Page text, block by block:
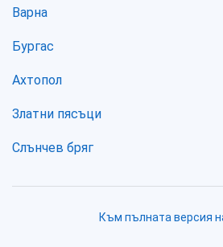
Варна
Бургас
Ахтопол
Златни пясъци
Слънчев бряг
Към пълната версия